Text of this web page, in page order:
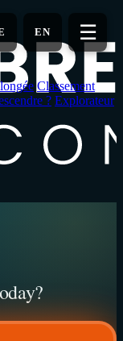
EN ☰
Classement
? Explorateur